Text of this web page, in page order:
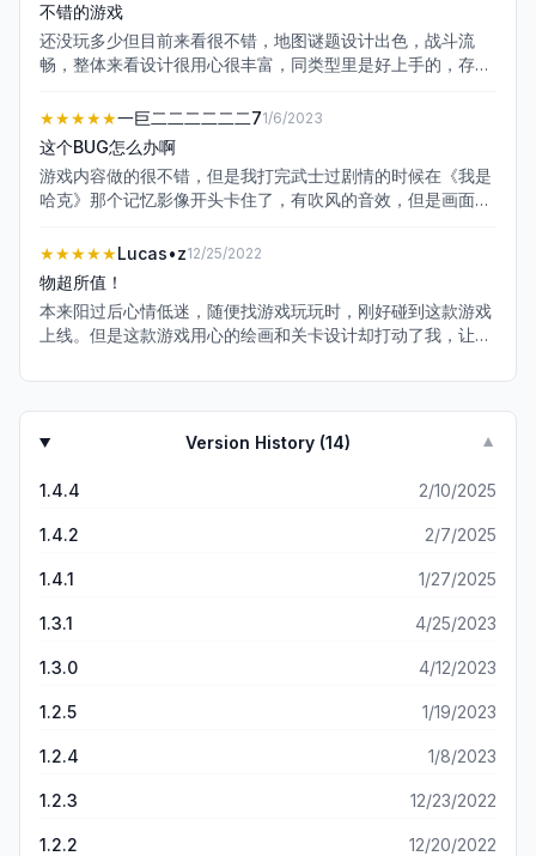
不错的游戏
还没玩多少但目前来看很不错，地图谜题设计出色，战斗流
畅，整体来看设计很用心很丰富，同类型里是好上手的，存档
色但画面整体真的有点偏暗，我打这个游戏的亮度基本是其他
游戏的两倍（不包括黑灯的北城）按键分布虽然不算太密集但
是图标不显眼不好区分，加上左摇杆不注意就下压成蹲着走
了，这玻璃还是搓的比较难受的。另外有没有通关的朋友解答
一下，该不会几乎每个图都有那个四个锁的破门吧… 换新设备
★★★★★一巨二二二二二二71/6/2023
这个BUG怎么办啊
游戏内容做的很不错，但是我打完武士过剧情的时候在《我是
哈克》那个记忆影像开头卡住了，有吹风的音效，但是画面一
这样的情况，毕竟我的设备配置不怎么样，当初开高画质的时
候退出去都卡，现在画质调低退出去是流畅了但还是没画面。
办法试了很多，退出重进、复制存档进、回档重打武士进、上
传云存档重下进都没起作用。 整个流程重新打肯定是不可能
的，我这个档差一个生命碎片9格血，3口回5格半的药，两段
了吧？ 希望制作组能看到解决一下这个问题，真的很喜欢哈
克。
★★★★★Lucas•z12/25/2022
物超所值！
本来阳过后心情低迷，随便找游戏玩玩时，刚好碰到这款游戏
上线。但是这款游戏用心的绘画和关卡设计却打动了我，让我
的设计，日本古城的背景非常有趣。 怎么说呢，前几年对国产
很少。这款游戏却让我感受到了制作组的用心。很惊讶这是国
人的作品，里面方言和梗也非常符合我这一代人的口味。淬
总之本款游戏令我感动，希望制作组再接再厉，有dlc或者新
游戏会再来捧场。祝好！
Version History (14) ▼
1.4.4 2/10/2025
1.4.2 2/7/2025
1.4.1 1/27/2025
1.3.1 4/25/2023
1.3.0 4/12/2023
1.2.5 1/19/2023
1.2.4 1/8/2023
1.2.3 12/23/2022
1.2.2 12/20/2022